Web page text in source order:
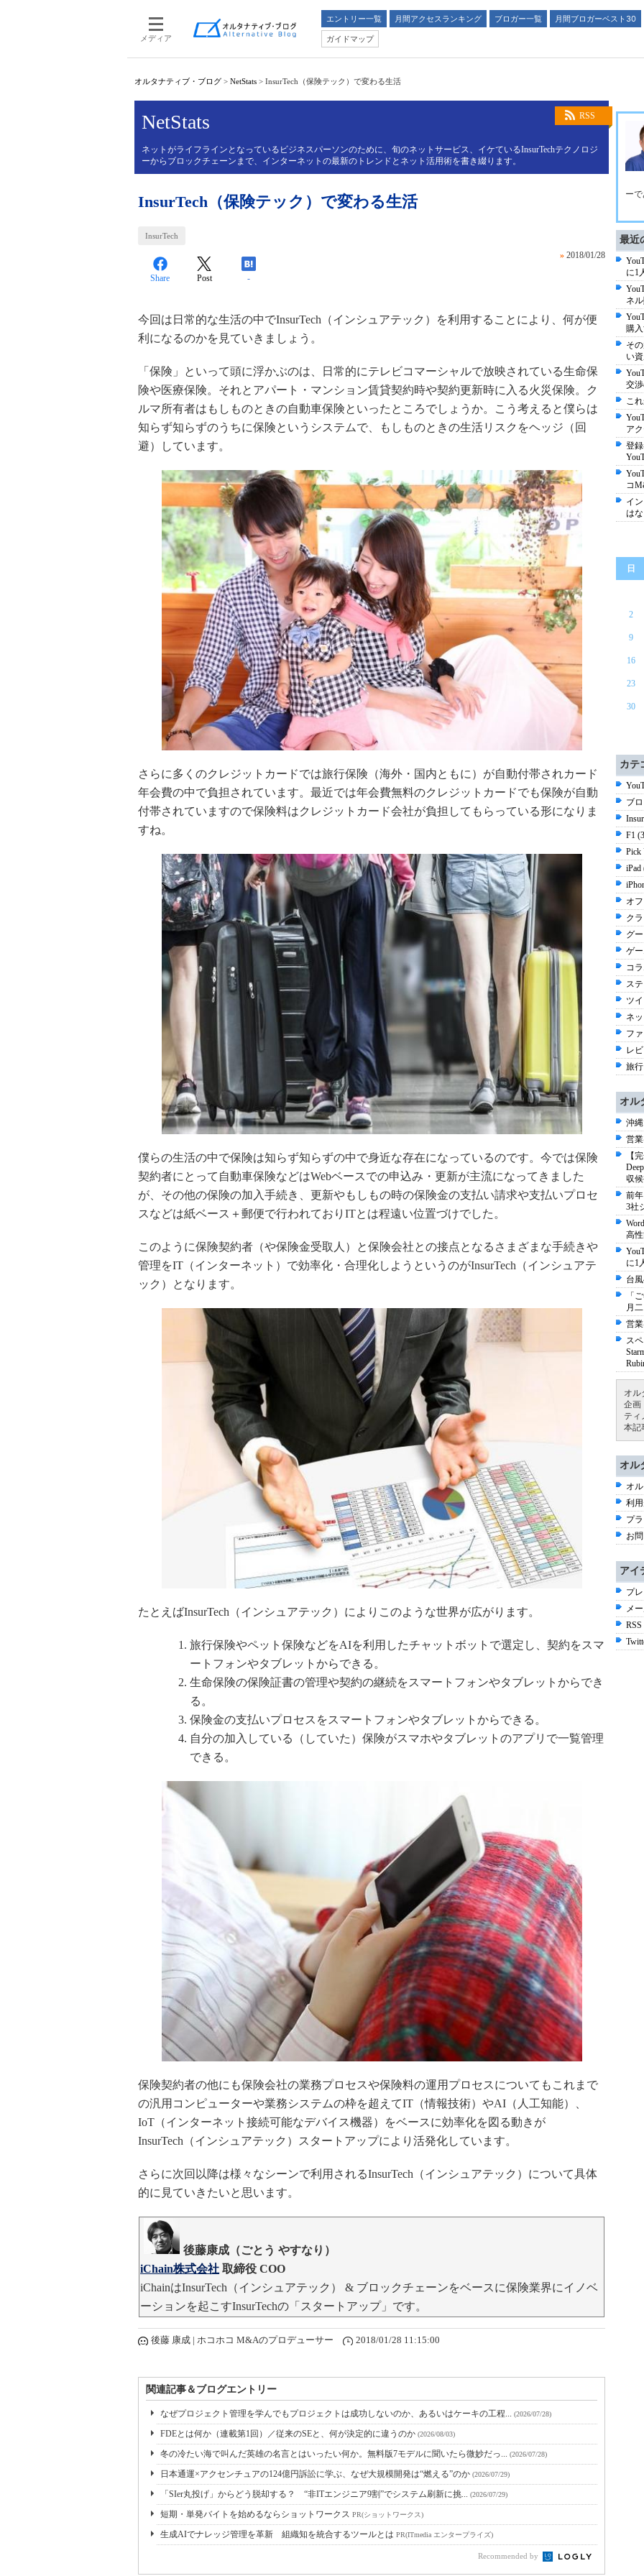
メディア
エントリー一覧 月間アクセスランキング ブロガー一覧
月間ブロガーベスト30
ガイドマップ
オルタナティブ・ブログ > NetStats > InsurTech（保険テック）で変わる生活
RSS
NetStats
ネットがライフラインとなっているビジネスパーソンのために、旬のネットサービス、イケているInsurTechテクノロジ
ーからブロックチェーンまで、インターネットの最新のトレンドとネット活用術を書き綴ります。
InsurTech（保険テック）で変わる生活
InsurTech
» 2018/01/28
Share Post -
今回は日常的な生活の中でInsurTech（インシュアテック）を利用することにより、何が便
利になるのかを見ていきましょう。
「保険」といって頭に浮かぶのは、日常的にテレビコマーシャルで放映されている生命保
険や医療保険。それとアパート・マンション賃貸契約時や契約更新時に入る火災保険。ク
ルマ所有者はもしものときの自動車保険といったところでしょうか。こう考えると僕らは
知らず知らずのうちに保険というシステムで、もしものときの生活リスクをヘッジ（回
避）しています。
さらに多くのクレジットカードでは旅行保険（海外・国内ともに）が自動付帯されカード
年会費の中で負担されています。最近では年会費無料のクレジットカードでも保険が自動
付帯されていますので保険料はクレジットカード会社が負担してもらっている形になりま
すね。
僕らの生活の中で保険は知らず知らずの中で身近な存在になっているのです。今では保険
契約者にとって自動車保険などはWebベースでの申込み・更新が主流になってきました
が、その他の保険の加入手続き、更新やもしもの時の保険金の支払い請求や支払いプロセ
スなどは紙ベース＋郵便で行われておりITとは程遠い位置づけでした。
このように保険契約者（や保険金受取人）と保険会社との接点となるさまざまな手続きや
管理をIT（インターネット）で効率化・合理化しようというのがInsurTech（インシュアテ
ック）となります。
たとえばInsurTech（インシュアテック）によりこのような世界が広がります。
旅行保険やペット保険などをAIを利用したチャットボットで選定し、契約をスマ
ートフォンやタブレットからできる。
生命保険の保険証書の管理や契約の継続をスマートフォンやタブレットからでき
る。
保険金の支払いプロセスをスマートフォンやタブレットからできる。
自分の加入している（していた）保険がスマホやタブレットのアプリで一覧管理
できる。
保険契約者の他にも保険会社の業務プロセスや保険料の運用プロセスについてもこれまで
の汎用コンピューターや業務システムの枠を超えてIT（情報技術）やAI（人工知能）、
IoT（インターネット接続可能なデバイス機器）をベースに効率化を図る動きが
InsurTech（インシュアテック）スタートアップにより活発化しています。
さらに次回以降は様々なシーンで利用されるInsurTech（インシュアテック）について具体
的に見ていきたいと思います。
後藤康成（ごとう やすなり）
iChain株式会社 取締役 COO
iChainはInsurTech（インシュアテック） & ブロックチェーンをベースに保険業界にイノベ
ーションを起こすInsurTechの「スタートアップ」です。
後藤 康成 | ホコホコ M&Aのプロデューサー 2018/01/28 11:15:00
関連記事＆ブログエントリー
なぜプロジェクト管理を学んでもプロジェクトは成功しないのか、あるいはケーキの工程... (2026/07/28)
FDEとは何か（連載第1回）／従来のSEと、何が決定的に違うのか (2026/08/03)
冬の冷たい海で叫んだ英雄の名言とはいったい何か。無料版7モデルに聞いたら微妙だっ... (2026/07/28)
日本通運×アクセンチュアの124億円訴訟に学ぶ、なぜ大規模開発は“燃える”のか (2026/07/29)
「SIer丸投げ」からどう脱却する？ “非ITエンジニア9割”でシステム刷新に挑... (2026/07/29)
短期・単発バイトを始めるならショットワークス PR(ショットワークス)
生成AIでナレッジ管理を革新 組織知を統合するツールとは PR(ITmedia エンタープライズ)
Recommended by
ー
最近
に1
ネ
購
そ
い
交
こ
ア
登
コ
イ
は
日
2
9
16
23
30
カテ
ブ
F1
Pick
iPad
オ
ク
グ
ゲ
コ
ス
ツ
ネ
フ
レ
旅
オル
沖
営
【
収
前
3社
高
に1
台
「
月
営
ス
オル
企画
ティ
本記
オル
オ
利
プ
お
アイ
プ
メ
RSS